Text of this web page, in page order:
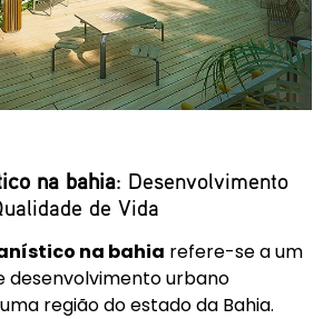
na bahia: Desenvolvimento
de Vida
na bahia refere-se a um
desenvolvimento urbano
região do estado da Bahia.